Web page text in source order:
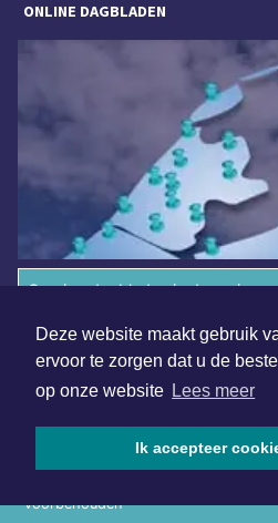
Deze website maakt gebruik
ervoor te zorgen dat u de
op onze website Lees meer
Ik accepteer
ONLINE DAGBLADEN
Overige dagbladen in de regio
voorbehouden
Algemene voorwaarden
Disclaimer